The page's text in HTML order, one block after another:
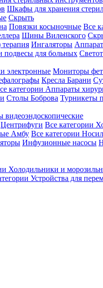
Шкафы для хранения
Скрыть
Повязки косыночные Все
Шины Виленского
терапия Ингаляторы
подвесы для больных
электронные Мониторы
Кресла Барани
категории Аппараты
Столы Боброва Турникеты
видеоэндоскопические
Центрифуги Все категории
Амбу Все категории
Инфузионные насосы
Холодильники и
Устройства для